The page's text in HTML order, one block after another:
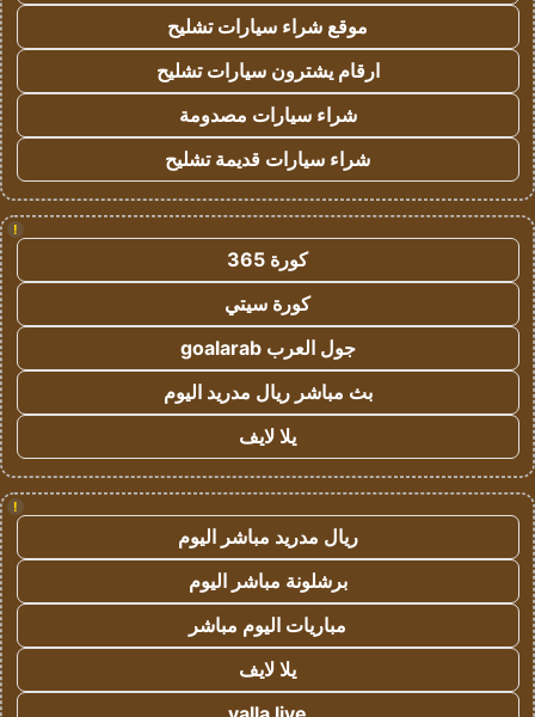
موقع شراء سيارات تشليح
ارقام يشترون سيارات تشليح
شراء سيارات مصدومة
شراء سيارات قديمة تشليح
!
كورة 365
كورة سيتي
جول العرب goalarab
بث مباشر ريال مدريد اليوم
يلا لايف
!
ريال مدريد مباشر اليوم
برشلونة مباشر اليوم
مباريات اليوم مباشر
يلا لايف